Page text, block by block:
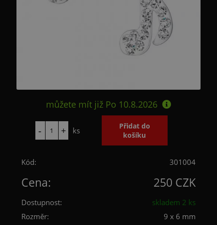
můžete mít již Po 10.8.2026
ks
Kód: 301004
Cena: 250 CZK
Dostupnost:
skladem 2 ks
Rozměr:
9 x 6 mm